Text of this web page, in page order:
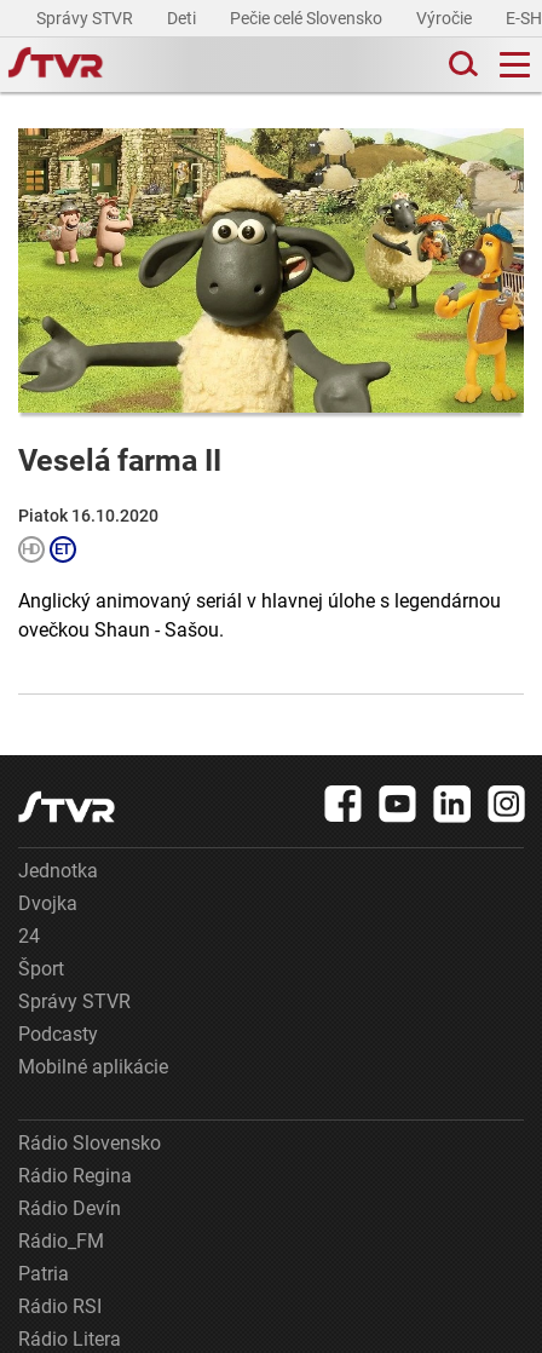
Správy STVR Deti Pečie celé Slovensko Výročie E-
Veselá farma II
Piatok 16.10.2020
Anglický animovaný seriál v hlavnej úlohe s legendárnou
ovečkou Shaun - Sašou.
Jednotka
Dvojka
24
Šport
Správy STVR
Podcasty
Mobilné aplikácie
Rádio Slovensko
Rádio Regina
Rádio Devín
Rádio_FM
Patria
Rádio RSI
Rádio Litera